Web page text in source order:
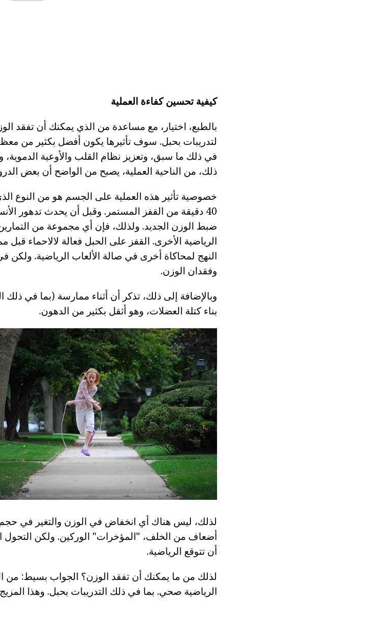
كيفية تحسين كفاءة العملية
بالطبع، اختيار، مع مساعدة من الذي يمكنك أن تفقد
لتدريبات بحبل. سوف تأثيرها يكون أفضل بكثير من
في ذلك ما سبق، وتعزيز نظام القلب والأوعية
ذلك، من الناحية العملية، يصبح من الواضح أن بعض
خصوصية تأثير هذه العملية على الجسم هو من النوع
40 دقيقة من القفز المستمر. وقبل أن يحدث تدهور
ضبط الوزن الجديد. ولذلك، فإن أي مجموعة من
الرياضية الأخرى. القفز على الحبل فعالة لالاحماء
النهج لمحاكاة أخرى في صالة الألعاب الرياضية. ولكن
وفقدان الوزن.
وبالإضافة إلى ذلك، تذكر أن أثناء ممارسة (بما في
بناء كتلة العضلات، وهو أثقل بكثير من الدهون.
لذلك، ليس هناك أي انخفاض في الوزن والتغير في
أضعاف من الخلف، "المؤخرات" الوركين. ولكن التحول
أن تتوقع الرياضية.
لذلك من ما يمكنك أن تفقد الوزن؟ الجواب بسيط: من
الرياضية صحي. بما في ذلك التدريبات بحبل. وهذا